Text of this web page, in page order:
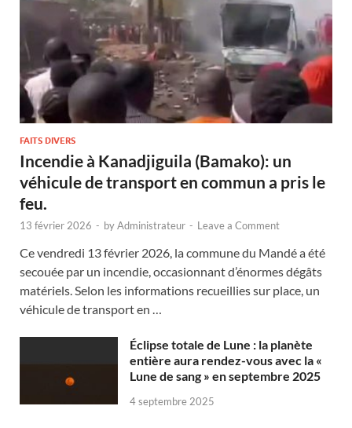
FAITS DIVERS
Incendie à Kanadjiguila (Bamako): un
véhicule de transport en commun a pris le
feu.
13 février 2026 - byAdministrateur - Leave a Comment
Ce vendredi 13 février 2026, la commune du Mandé a été
secouée par un incendie, occasionnant d’énormes dégâts
matériels. Selon les informations recueillies sur place, un
véhicule de transport en …
Éclipse totale de Lune : la planète
entière aura rendez-vous avec la «
Lune de sang » en septembre 2025
4 septembre 2025